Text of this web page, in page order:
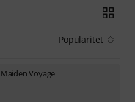
Popularitet
Maiden Voyage